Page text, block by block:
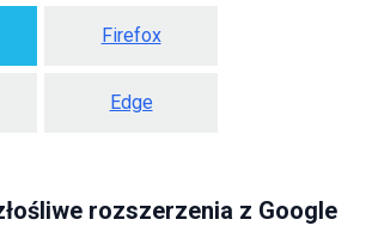
Firefox
Edge
rozszerzenia z Google